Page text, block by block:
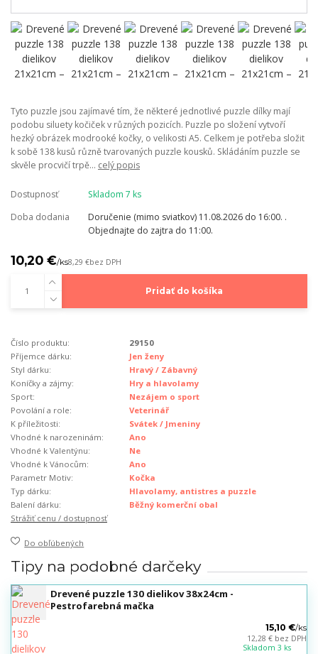
Tyto puzzle jsou zajímavé tím, že některé jednotlivé puzzle dílky mají
podobu siluety kočiček v různých pozicích. Puzzle po složení vytvoří
hezký obrázek modrooké kočky, o velikosti A5. Celkem je potřeba složit
k sobě 138 kusů různě tvarovaných puzzle kousků. Skládáním puzzle se
skvěle procvičí trpě... celý popis
Dostupnosť
Skladom 7 ks
Doba dodania
Doručenie (mimo sviatkov) 11.08.2026 do 16:00. .
Objednajte do zajtra do 11:00.
10,20 €/ks8,29 €bez DPH
Pridať do košíka
Číslo produktu:
29150
Příjemce dárku:
Jen ženy
Styl dárku:
Hravý / Zábavný
Koníčky a zájmy:
Hry a hlavolamy
Sport:
Nezájem o sport
Povolání a role:
Veterinář
K příležitosti:
Svátek / Jmeniny
Vhodné k narozeninám:
Ano
Vhodné k Valentýnu:
Ne
Vhodné k Vánocům:
Ano
Parametr Motiv:
Kočka
Typ dárku:
Hlavolamy, antistres a puzzle
Balení dárku:
Běžný komerční obal
Strážiť cenu / dostupnosť
Do obľúbených
Tipy na podobné darčeky
Drevené puzzle 130 dielikov 38x24cm -
Pestrofarebná mačka
15,10 €/ks
12,28 € bez DPH
Skladom 3 ks